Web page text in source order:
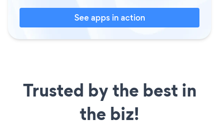
See apps in action
Trusted by the best in
the biz!